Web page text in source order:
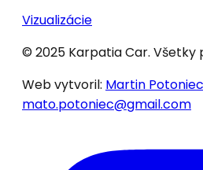
Vizualizácie
© 2025 Karpatia Car. Všetky
Web vytvoril: Martin
mato.potoniec@gmail.com